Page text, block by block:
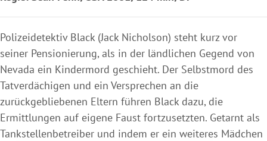
Polizeidetektiv Black (Jack Nicholson) steht kurz vor
seiner Pensionierung, als in der ländlichen Gegend von
Nevada ein Kindermord geschieht. Der Selbstmord des
Tatverdächigen und ein Versprechen an die
zurückgebliebenen Eltern führen Black dazu, die
Ermittlungen auf eigene Faust fortzusetzten. Getarnt als
Tankstellenbetreiber und indem er ein weiteres Mädchen